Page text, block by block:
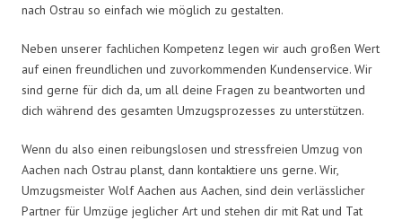
nach Ostrau so einfach wie möglich zu gestalten.
Neben unserer fachlichen Kompetenz legen wir auch großen Wert
auf einen freundlichen und zuvorkommenden Kundenservice. Wir
sind gerne für dich da, um all deine Fragen zu beantworten und
dich während des gesamten Umzugsprozesses zu unterstützen.
Wenn du also einen reibungslosen und stressfreien Umzug von
Aachen nach Ostrau planst, dann kontaktiere uns gerne. Wir,
Umzugsmeister Wolf Aachen aus Aachen, sind dein verlässlicher
Partner für Umzüge jeglicher Art und stehen dir mit Rat und Tat